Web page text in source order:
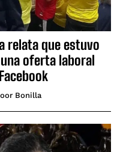
relata que estuvo
oferta laboral
Bonilla